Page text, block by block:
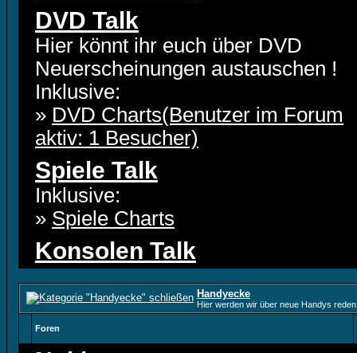
DVD Talk
Hier könnt ihr euch über DVD
Neuerscheinungen austauschen !
Inklusive:
» DVD Charts(Benutzer im Forum
aktiv: 1 Besucher)
Spiele Talk
Inklusive:
» Spiele Charts
Konsolen Talk
Handyecke
Hier werden wir über neue Handys
Foren